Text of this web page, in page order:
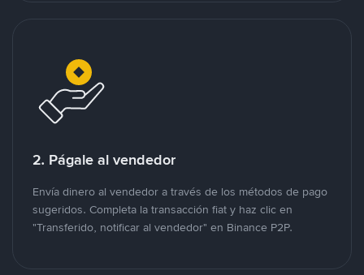
2. Págale al vendedor
Envía dinero al vendedor a través de los métodos de pago
sugeridos. Completa la transacción fiat y haz clic en
"Transferido, notificar al vendedor" en Binance P2P.